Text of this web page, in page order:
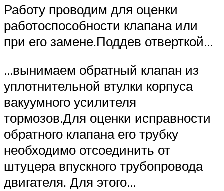
Работу проводим для оценки
работоспособности клапана или
при его замене.Поддев отверткой…
…вынимаем обратный клапан из
уплотнительной втулки корпуса
вакуумного усилителя
тормозов.Для оценки исправности
обратного клапана его трубку
необходимо отсоединить от
штуцера впускного трубопровода
двигателя. Для этого…